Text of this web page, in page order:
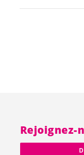
Rejoignez-